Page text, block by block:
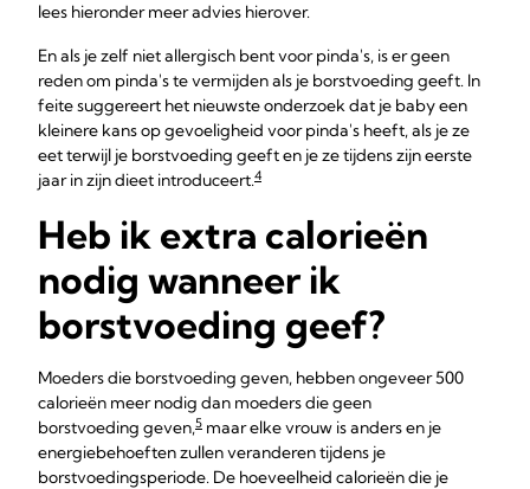
lees hieronder meer advies hierover.
En als je zelf niet allergisch bent voor pinda's, is er geen
reden om pinda's te vermijden als je borstvoeding geeft. In
feite suggereert het nieuwste onderzoek dat je baby een
kleinere kans op gevoeligheid voor pinda's heeft, als je ze
eet terwijl je borstvoeding geeft en je ze tijdens zijn eerste
jaar in zijn dieet introduceert.4
Heb ik extra calorieën
nodig wanneer ik
borstvoeding geef?
Moeders die borstvoeding geven, hebben ongeveer 500
calorieën meer nodig dan moeders die geen
borstvoeding geven,5 maar elke vrouw is anders en je
energiebehoeften zullen veranderen tijdens je
borstvoedingsperiode. De hoeveelheid calorieën die je